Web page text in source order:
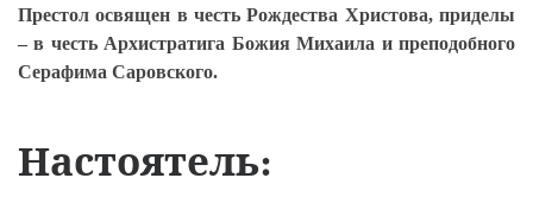
Престол освящен в честь Рождества Христова, приделы
– в честь Архистратига Божия Михаила и преподобного
Серафима Саровского.
Настоятель: